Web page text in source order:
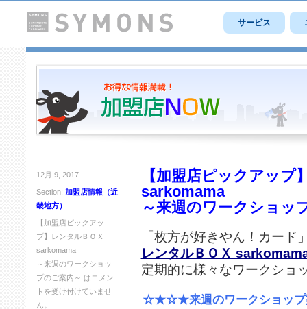
サービス
12月 9, 2017
Section: 加盟店情報（近
畿地方）
【加盟店ピックアッ
プ】レンタルＢＯＸ
sarkomama
～来週のワークショッ
プのご案内～ は コメン
トを受け付けていませ
ん。
【加盟店ピックアップ
sarkomama
～来週のワークショッ
「枚方が好きやん！カード
レンタルＢＯＸ
定期的に様々なワークショ
☆★☆★来週のワークショッ